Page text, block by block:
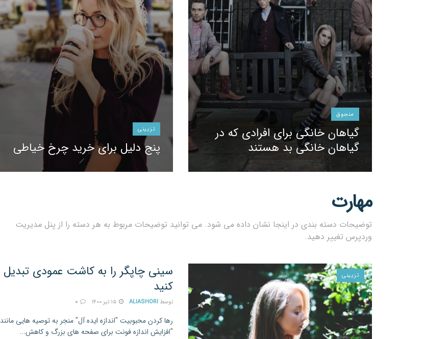
منجوق
گیاهان خانگی برای افرادی که در
گیاهان خانگی بد هستند
تزیینی
پنج دلیل برای خرید چرخ خیاطی
مهارت
توضیحات دسته بندی در اینجا نشان داده می شود. می توانید توضیحات مربوط به هر دسته را از پنل مدیریت
وردپرس تغییر دهید.
تزیینی
سینی چاپگر را به کاشت عمودی تبدیل
کنید
توسط ALIASHORI
رها کردن محبوبیت "اندازه ایده آل" منجر به توصیه هایی مانند
"افزایش اندازه فونت برای صفحه های بزرگ و کاهش...